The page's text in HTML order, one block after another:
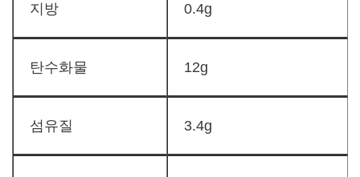
지방 0.4g
탄수화물 12g
섬유질 3.4g